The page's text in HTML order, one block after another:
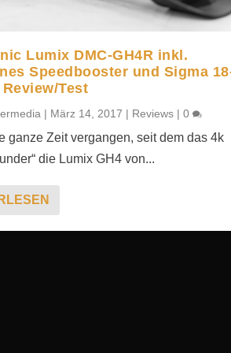
Lumix DMC-GH4R inkl.
Speedbooster und Sigma
Test
| März 14, 2017 | Reviews |0
ganze Zeit vergangen, seit dem das 4k
die Lumix GH4 von...